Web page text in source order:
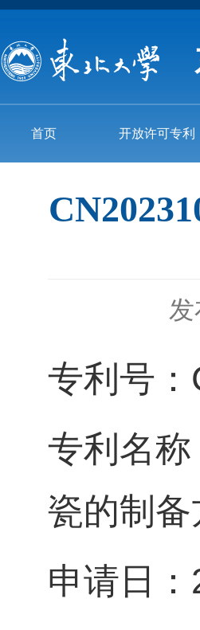
首页 开放许可专利
专利号
专利名
瓷的制备
申请日